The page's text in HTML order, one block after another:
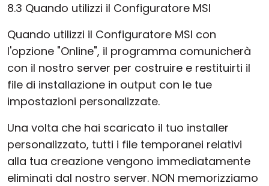
8.3 Quando utilizzi il Configuratore MSI
Quando utilizzi il Configuratore MSI con
l'opzione "Online", il programma comunicherà
con il nostro server per costruire e restituirti il
file di installazione in output con le tue
impostazioni personalizzate.
Una volta che hai scaricato il tuo installer
personalizzato, tutti i file temporanei relativi
alla tua creazione vengono immediatamente
eliminati dal nostro server. NON memorizziamo